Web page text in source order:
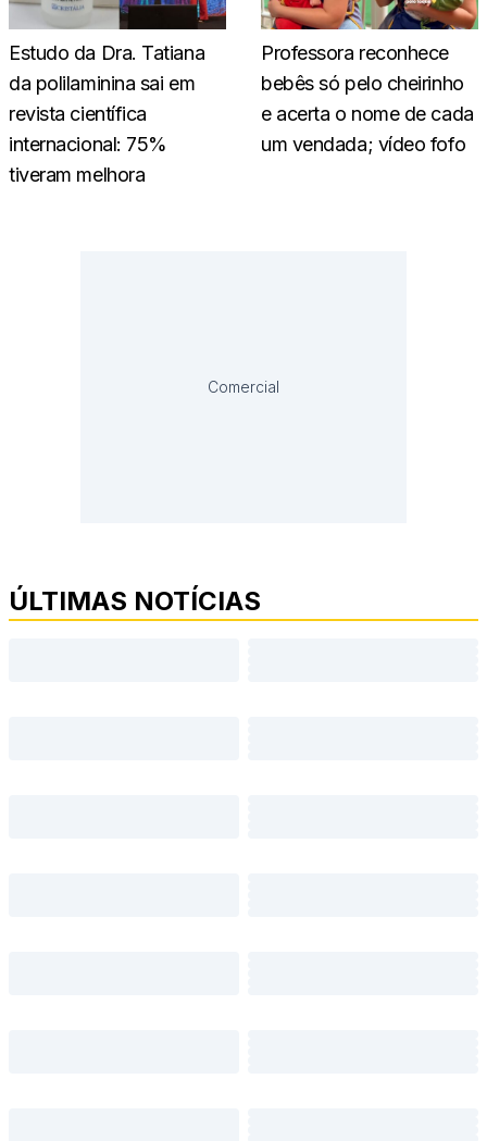
Estudo da Dra. Tatiana
da polilaminina sai em
revista científica
internacional: 75%
tiveram melhora
Professora reconhece
bebês só pelo cheirinho
e acerta o nome de cada
um vendada; vídeo fofo
Comercial
ÚLTIMAS NOTÍCIAS